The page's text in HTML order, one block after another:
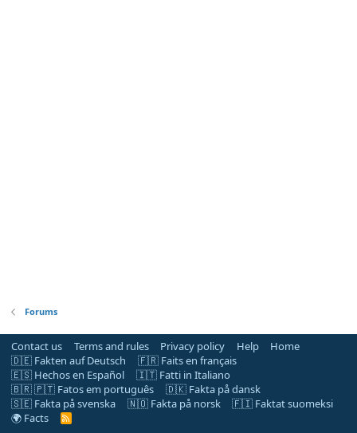
Forums
Contact us Terms and rules Privacy policy Help
Home
🇩🇪 Fakten auf Deutsch
🇫🇷 Faits en français
🇪🇸 Hechos en Español
🇮🇹 Fatti in Italiano
🇧🇷 🇵🇹 Fatos em português
🇩🇰 Fakta på dansk
🇸🇪 Fakta på svenska
🇳🇴 Fakta på norsk
🇫🇮 Faktat suomeksi
🌍 Facts
R